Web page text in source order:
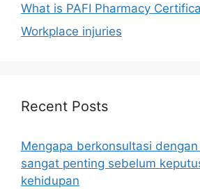
What is PAFI Pharmacy
Workplace injuries
Recent Posts
Mengapa berkonsultasi
sangat penting sebelum
kehidupan